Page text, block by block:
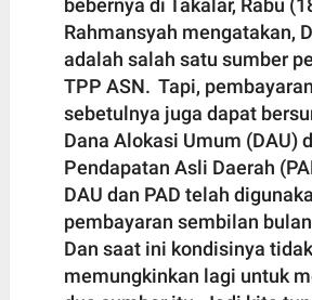
bebernya di Takalar, Rabu
Rahmansyah mengatakan,
adalah salah satu sumber
TPP ASN. Tapi,
sebetulnya juga dapat
Dana Alokasi Umum (DAU)
Pendapatan Asli Daerah
DAU dan PAD telah
pembayaran sembilan
Dan saat ini kondisinya tidak
memungkinkan lagi untuk